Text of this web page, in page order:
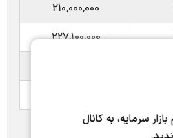
سرمایه، به کانال
210,000,000
227,100,000